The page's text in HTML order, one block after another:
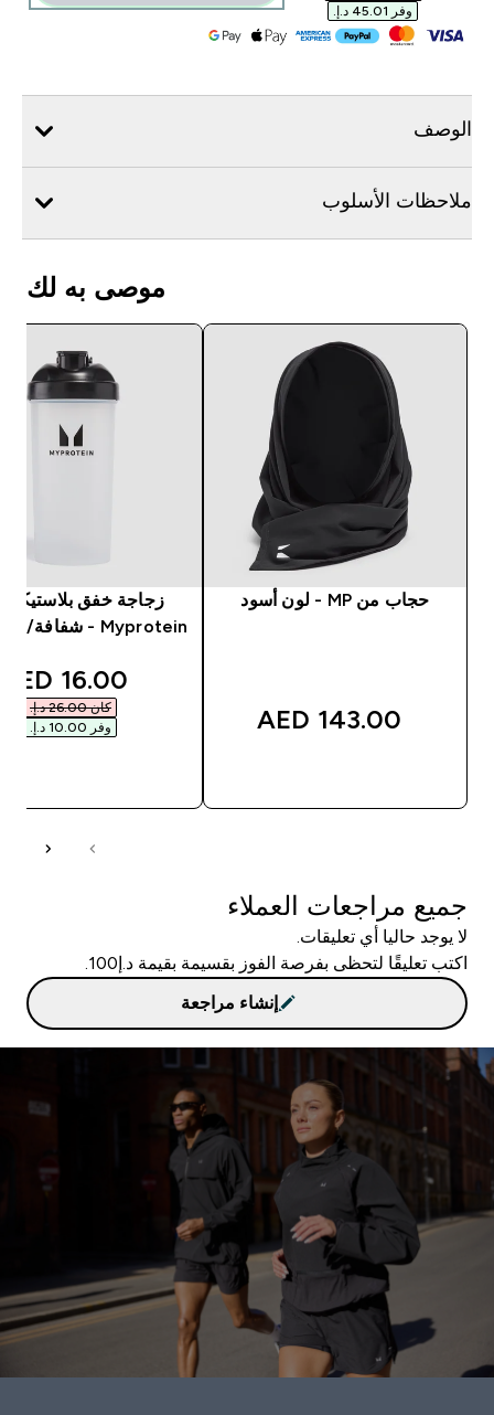
وفر ‏45.01 د.إ.‏‎
الوصف
ملاحظات الأسلوب
موصى به لك
حجاب من MP - لون أسود
143.00 AED‎
زجاجة خفق
Myprotein - شفافة/ لون أسود
price
16.00 AED‎
كان ‏26.00 د.إ.‏‎
وفر ‏10.00 د.إ.‏‎
جميع مراجعات العملاء
لا يوجد حاليا أي تعليقات.
اكتب تعليقًا لتحظى بفرصة الفوز بقسيمة بقيمة د.إ100.
إنشاء مراجعة